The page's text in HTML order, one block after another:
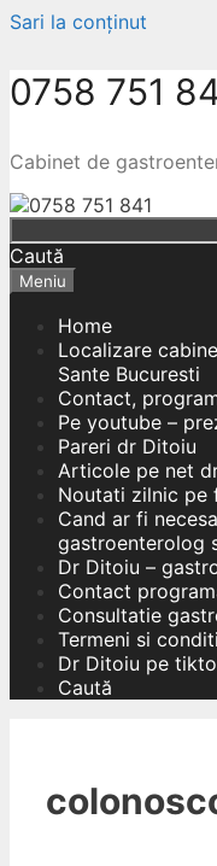
Sari la conținut
0758 751
Cabinet de
Caută
Meniu
Home
Localizare
Sante Bucuresti
Contact,
Pe youtube –
Pareri dr Ditoiu
Articole pe net
Noutati zilnic pe
Cand ar fi
gastroenterolog
Dr Ditoiu –
Contact
Consultatie
Termeni si
Dr Ditoiu pe
Caută